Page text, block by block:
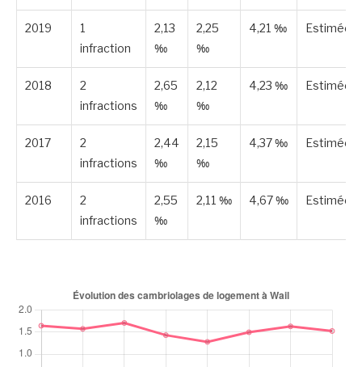
2019
1
infraction
2,13
‰
2,25
‰
4,21 ‰ Estimée
2018
2
infractions
2,65
‰
2,12
‰
4,23 ‰ Estimée
2017
2
infractions
2,44
‰
2,15
‰
4,37 ‰ Estimée
2016
2
infractions
2,55
‰
2,11 ‰ 4,67 ‰ Estimée